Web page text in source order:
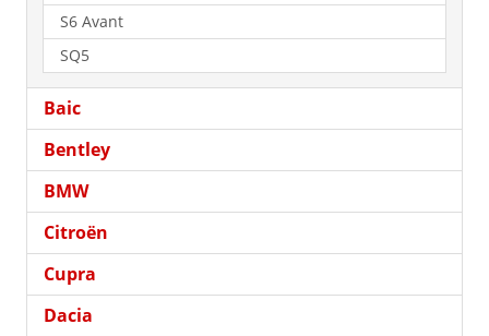
S6 Avant
SQ5
Baic
Bentley
BMW
Citroën
Cupra
Dacia